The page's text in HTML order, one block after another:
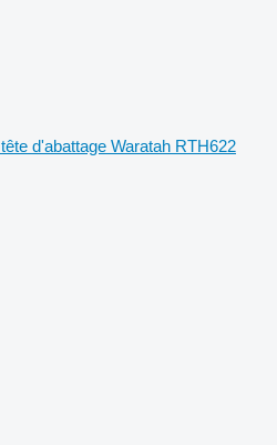
tête d'abattage Waratah RTH622